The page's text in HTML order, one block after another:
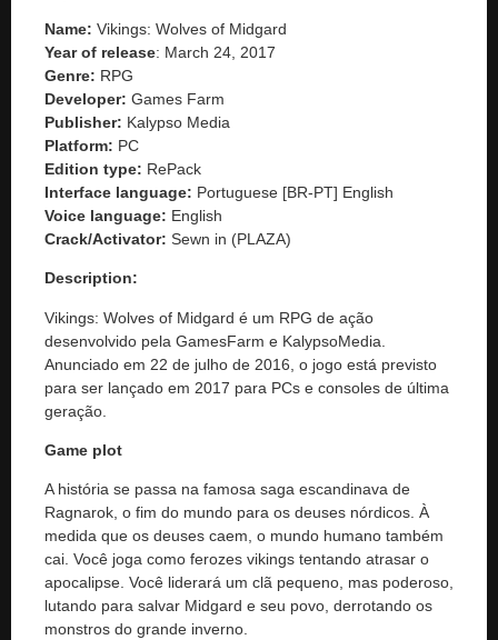
Name: Vikings: Wolves of Midgard
Year of release: March 24, 2017
Genre: RPG
Developer: Games Farm
Publisher: Kalypso Media
Platform: PC
Edition type: RePack
Interface language: Portuguese [BR-PT] English
Voice language: English
Crack/Activator: Sewn in (PLAZA)
Description:
Vikings: Wolves of Midgard é um RPG de ação
desenvolvido pela GamesFarm e KalypsoMedia.
Anunciado em 22 de julho de 2016, o jogo está previsto
para ser lançado em 2017 para PCs e consoles de última
geração.
Game plot
A história se passa na famosa saga escandinava de
Ragnarok, o fim do mundo para os deuses nórdicos. À
medida que os deuses caem, o mundo humano também
cai. Você joga como ferozes vikings tentando atrasar o
apocalipse. Você liderará um clã pequeno, mas poderoso,
lutando para salvar Midgard e seu povo, derrotando os
monstros do grande inverno.